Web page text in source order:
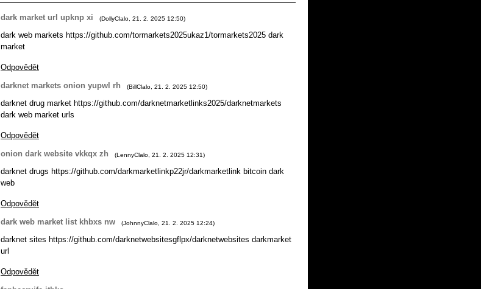
dark market url upknp xi (DollyClalo 21. 2. 2025 12:50)
dark web markets https://github.com/tormarkets2025ukaz1/tormarkets2025 dark
market
Odpovědět
darknet markets onion yupwl rh
(BillClalo 21. 2. 2025 12:50)
darknet drug market https://github.com/darknetmarketlinks2025/darknetmarkets
dark web market urls
Odpovědět
onion dark website vkkqx zh
(LennyClalo 21. 2. 2025 12:31)
darknet drugs https://github.com/darkmarketlinkp22jr/darkmarketlink bitcoin dark
web
Odpovědět
dark web market list khbxs nw
(JohnnyClalo 21. 2. 2025 12:24)
darknet sites https://github.com/darknetwebsitesgflpx/darknetwebsites darkmarket
url
Odpovědět